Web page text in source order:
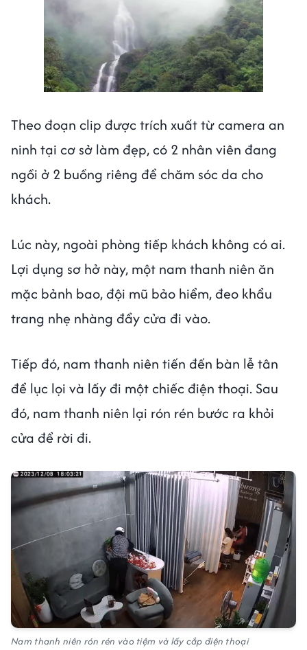
Theo đoạn clip được trích xuất từ camera an
ninh tại cơ sở làm đẹp, có 2 nhân viên đang
ngồi ở 2 buồng riêng để chăm sóc da cho
khách.
Lúc này, ngoài phòng tiếp khách không có ai.
Lợi dụng sơ hở này, một nam thanh niên ăn
mặc bảnh bao, đội mũ bảo hiểm, đeo khẩu
trang nhẹ nhàng đẩy cửa đi vào.
Tiếp đó, nam thanh niên tiến đến bàn lễ tân
để lục lọi và lấy đi một chiếc điện thoại. Sau
đó, nam thanh niên lại rón rén bước ra khỏi
cửa để rời đi.
Nam thanh niên rón rén vào tiệm và lấy cắp điện thoại